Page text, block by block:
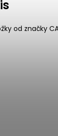
od značky